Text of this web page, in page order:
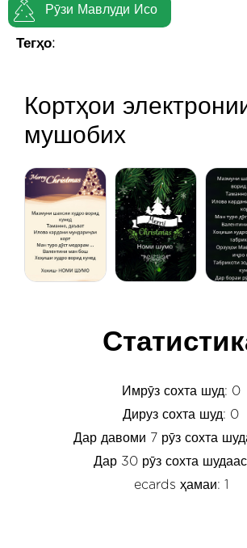
Рӯзи Мавлуди Исо
Тегҳо:
Кортҳои
мушобих
Имрӯз сохта шуд: 0
Дируз сохта шуд: 0
Дар давоми 7 рӯз сохта
Дар 30 рӯз сохта
ecards ҳамаи: 1